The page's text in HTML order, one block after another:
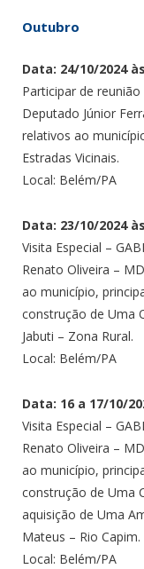
Outubro
Data: 24/10/2024
Participar de reunião
Deputado Júnior
relativos ao
Estradas Vicinais.
Local: Belém/PA
Data: 23/10/2024
Visita Especial –
Renato Oliveira –
ao município,
construção de Uma
Jabuti – Zona Rural.
Local: Belém/PA
Data: 16 a 17/10/
Visita Especial –
Renato Oliveira –
ao município,
construção de Uma
aquisição de Uma
Mateus – Rio Capim.
Local: Belém/PA